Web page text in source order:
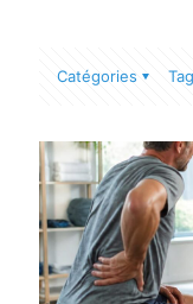
Catégories